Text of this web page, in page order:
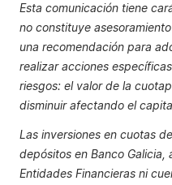
Esta comunicación tiene
no constituye
una recomendación para
realizar acciones
riesgos: el valor de la
disminuir afectando el
Las inversiones en cuotas
depósitos en Banco Galicia,
Entidades Financieras ni